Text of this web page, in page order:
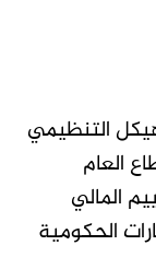
التنظيمي
العام
المالي
الحكومية